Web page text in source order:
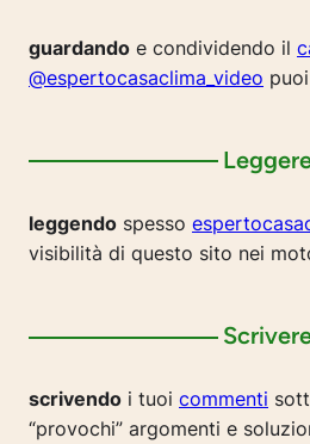
guardando e condividendo il
@espertocasaclima_video
leggendo spesso
visibilità di questo sito nei
scrivendo i tuoi commenti
“provochi” argomenti e